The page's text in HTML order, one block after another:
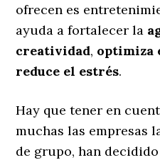
ofrecen es
ayuda a fortalecer la
creatividad, optimiza
reduce el estrés.
Hay que tener en
muchas las empresas
de grupo, han